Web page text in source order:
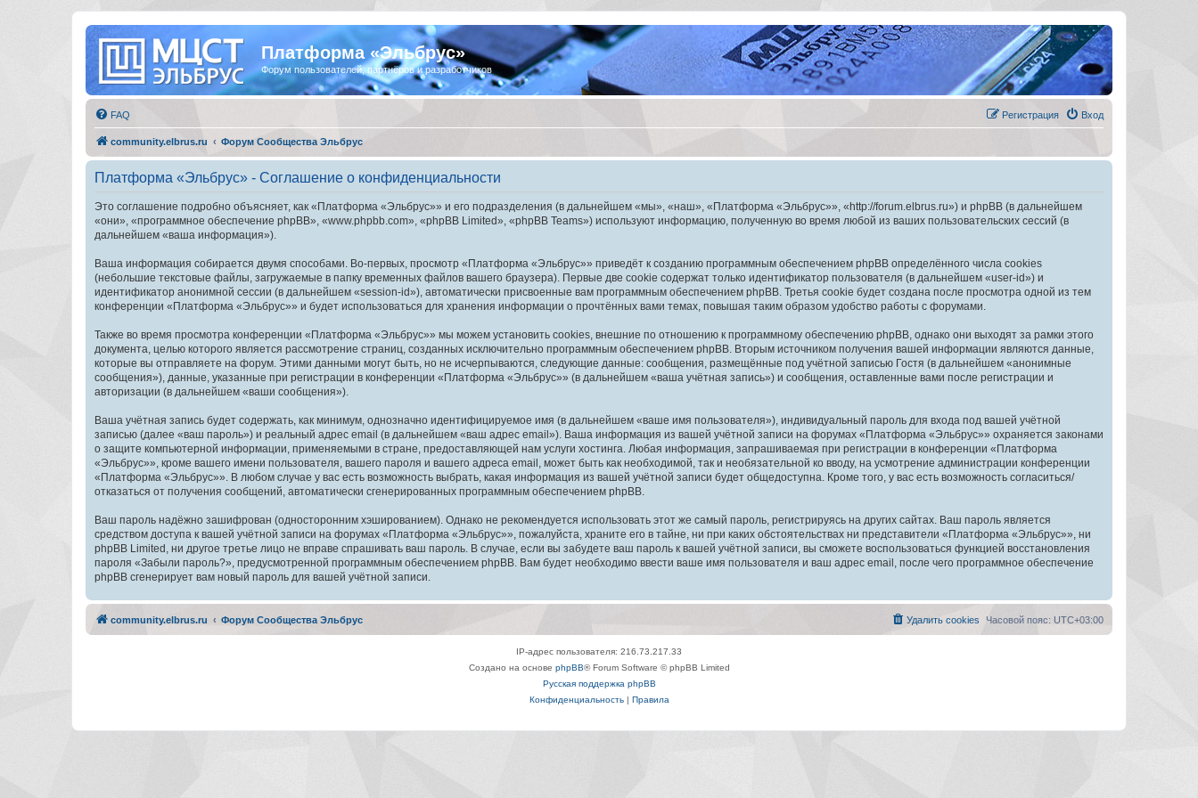
Платформа «Эльбрус»
Форум пользователей, партнёров и разработчиков
FAQ Вход
Регистрация
community.elbrus.ru Форум Сообщества Эльбрус
Платформа «Эльбрус» - Соглашение о конфиденциальности
Это соглашение подробно объясняет, как «Платформа «Эльбрус»» и его подразделения (в дальнейшем «мы», «наш», «Платформа «Эльбрус»», «http://forum.elbrus.ru») и phpBB (в дальнейшем
«они», «программное обеспечение phpBB», «www.phpbb.com», «phpBB Limited», «phpBB Teams») используют информацию, полученную во время любой из ваших пользовательских сессий (в
дальнейшем «ваша информация»).
Ваша информация собирается двумя способами. Во-первых, просмотр «Платформа «Эльбрус»» приведёт к созданию программным обеспечением phpBB определённого числа cookies
(небольшие текстовые файлы, загружаемые в папку временных файлов вашего браузера). Первые две cookie содержат только идентификатор пользователя (в дальнейшем «user-id») и
идентификатор анонимной сессии (в дальнейшем «session-id»), автоматически присвоенные вам программным обеспечением phpBB. Третья cookie будет создана после просмотра одной из тем
конференции «Платформа «Эльбрус»» и будет использоваться для хранения информации о прочтённых вами темах, повышая таким образом удобство работы с форумами.
Также во время просмотра конференции «Платформа «Эльбрус»» мы можем установить cookies, внешние по отношению к программному обеспечению phpBB, однако они выходят за рамки этого
документа, целью которого является рассмотрение страниц, созданных исключительно программным обеспечением phpBB. Вторым источником получения вашей информации являются данные,
которые вы отправляете на форум. Этими данными могут быть, но не исчерпываются, следующие данные: сообщения, размещённые под учётной записью Гостя (в дальнейшем «анонимные
сообщения»), данные, указанные при регистрации в конференции «Платформа «Эльбрус»» (в дальнейшем «ваша учётная запись») и сообщения, оставленные вами после регистрации и
авторизации (в дальнейшем «ваши сообщения»).
Ваша учётная запись будет содержать, как минимум, однозначно идентифицируемое имя (в дальнейшем «ваше имя пользователя»), индивидуальный пароль для входа под вашей учётной
записью (далее «ваш пароль») и реальный адрес email (в дальнейшем «ваш адрес email»). Ваша информация из вашей учётной записи на форумах «Платформа «Эльбрус»» охраняется законами
о защите компьютерной информации, применяемыми в стране, предоставляющей нам услуги хостинга. Любая информация, запрашиваемая при регистрации в конференции «Платформа
«Эльбрус»», кроме вашего имени пользователя, вашего пароля и вашего адреса email, может быть как необходимой, так и необязательной ко вводу, на усмотрение администрации конференции
«Платформа «Эльбрус»». В любом случае у вас есть возможность выбрать, какая информация из вашей учётной записи будет общедоступна. Кроме того, у вас есть возможность согласиться/
отказаться от получения сообщений, автоматически сгенерированных программным обеспечением phpBB.
Ваш пароль надёжно зашифрован (односторонним хэшированием). Однако не рекомендуется использовать этот же самый пароль, регистрируясь на других сайтах. Ваш пароль является
средством доступа к вашей учётной записи на форумах «Платформа «Эльбрус»», пожалуйста, храните его в тайне, ни при каких обстоятельствах ни представители «Платформа «Эльбрус»», ни
phpBB Limited, ни другое третье лицо не вправе спрашивать ваш пароль. В случае, если вы забудете ваш пароль к вашей учётной записи, вы сможете воспользоваться функцией восстановления
пароля «Забыли пароль?», предусмотренной программным обеспечением phpBB. Вам будет необходимо ввести ваше имя пользователя и ваш адрес email, после чего программное обеспечение
phpBB сгенерирует вам новый пароль для вашей учётной записи.
community.elbrus.ru Форум Сообщества Эльбрус Часовой пояс: UTC+03:00
Удалить cookies
IP-адрес пользователя: 216.73.217.33
Создано на основе phpBB® Forum Software © phpBB Limited
Русская поддержка phpBB
Конфиденциальность| Правила